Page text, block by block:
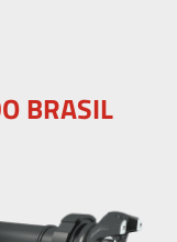
BRASIL